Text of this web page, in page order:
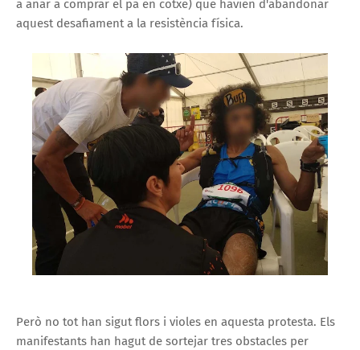
a anar a comprar el pa en cotxe) que havien d'abandonar
aquest desafiament a la resistència física.
Però no tot han sigut flors i violes en aquesta protesta. Els
manifestants han hagut de sortejar tres obstacles per